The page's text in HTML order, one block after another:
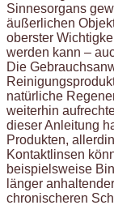
Sinnesorgans
äußerlichen
oberster
werden kann –
Die
natürliche
weiterhin
dieser Anleitung
Produkten,
Kontaktlinsen
beispielsweise
länger
chronischeren